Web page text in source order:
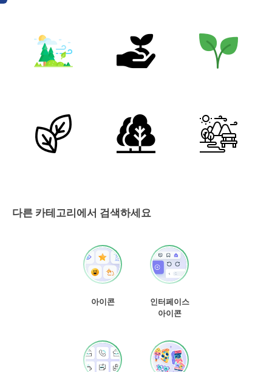
다른 카테고리에서 검색하세요
아이콘
인터페이스
아이콘